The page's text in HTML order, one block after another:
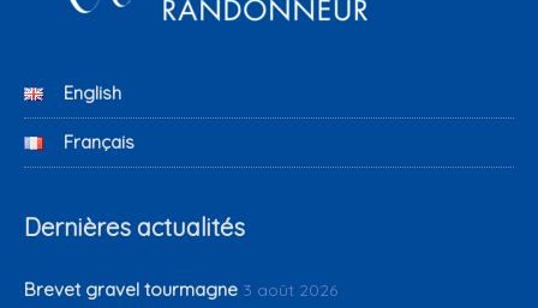
English
Français
Dernières actualités
Brevet gravel tourmagne 3 août 2026